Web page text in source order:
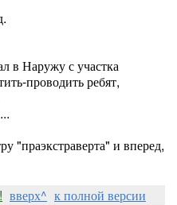
в Наружу с участка
проводить ребят,
"праэкстраверта" и вперед,
вверх^ к полной версии